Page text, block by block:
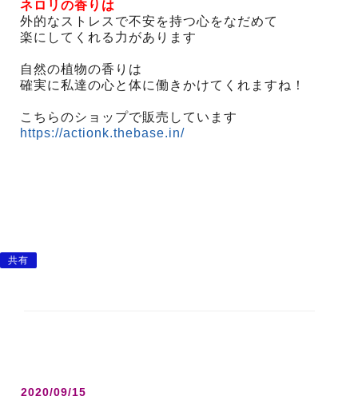
ネロリの香りは
外的なストレスで不安を持つ心をなだめて
楽にしてくれる力があります
自然の植物の香りは
確実に私達の心と体に働きかけてくれますね！
こちらのショップで販売しています
https://actionk.thebase.in/
共有
2020/09/15